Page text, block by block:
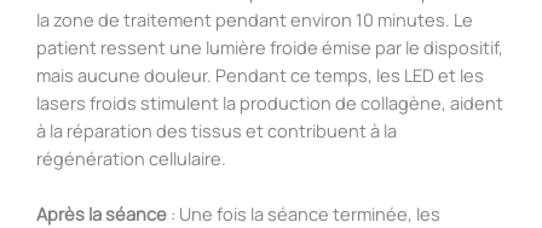
la zone de traitement pendant environ 10 minutes. Le
patient ressent une lumière froide émise par le dispositif,
mais aucune douleur. Pendant ce temps, les LED et les
lasers froids stimulent la production de collagène, aident
à la réparation des tissus et contribuent à la
régénération cellulaire.
Après la séance : Une fois la séance terminée, les